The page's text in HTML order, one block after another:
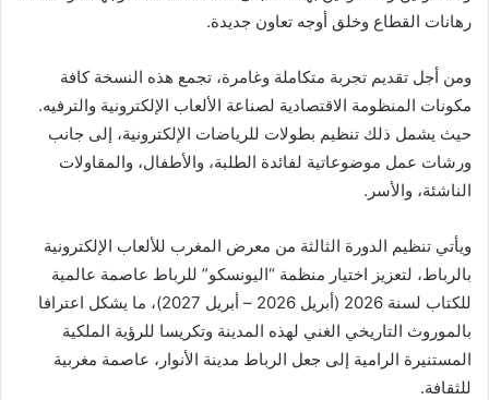
رهانات القطاع وخلق أوجه تعاون جديدة.
ومن أجل تقديم تجربة متكاملة وغامرة، تجمع هذه النسخة كافة
مكونات المنظومة الاقتصادية لصناعة الألعاب الإلكترونية والترفيه.
حيث يشمل ذلك تنظيم بطولات للرياضات الإلكترونية، إلى جانب
ورشات عمل موضوعاتية لفائدة الطلبة، والأطفال، والمقاولات
الناشئة، والأسر.
ويأتي تنظيم الدورة الثالثة من معرض المغرب للألعاب الإلكترونية
بالرباط، لتعزيز اختيار منظمة “اليونسكو” للرباط عاصمة عالمية
للكتاب لسنة 2026 (أبريل 2026 – أبريل 2027)، ما يشكل اعترافا
بالموروث التاريخي الغني لهذه المدينة وتكريسا للرؤية الملكية
المستنيرة الرامية إلى جعل الرباط مدينة الأنوار، عاصمة مغربية
للثقافة.